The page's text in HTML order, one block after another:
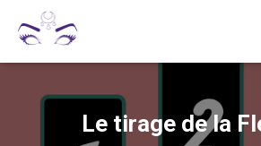
Le tirage de la